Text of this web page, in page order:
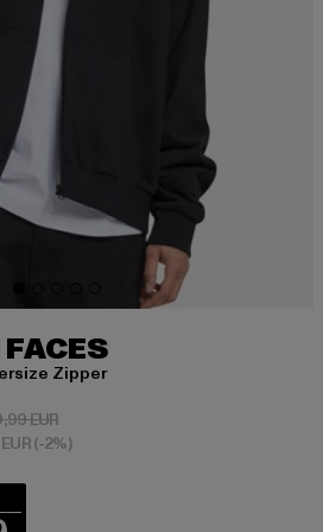
Zipper
EUR
EURAktionspreis: 99,99 EUR
(-2%)